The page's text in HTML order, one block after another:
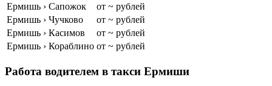
Ермишь › Сапожок
от ~ рублей
Ермишь › Чучково
от ~ рублей
Ермишь › Касимов
от ~ рублей
Ермишь › Кораблино от ~ рублей
Работа водителем в такси Ермиши